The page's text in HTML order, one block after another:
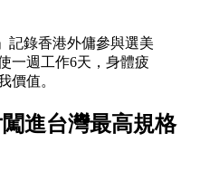
記錄香港外傭參與選美
一週工作6天，身體疲
價值。
進台灣最高規格